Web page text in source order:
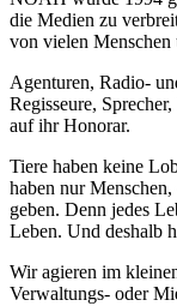
die Medien zu
von vielen Menschen
Agenturen, Radio-
Regisseure,
auf ihr Honorar.
Tiere haben keine
haben nur
geben. Denn jedes
Leben. Und deshalb
Wir agieren im
Verwaltungs- oder